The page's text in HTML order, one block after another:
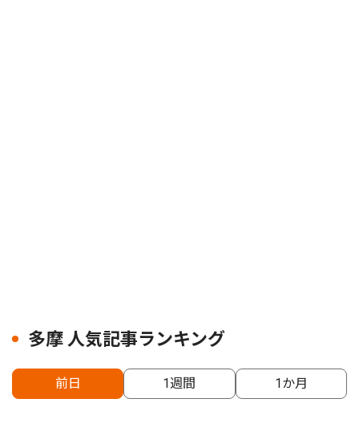
多摩 人気記事ランキング
前日 1週間 1か月